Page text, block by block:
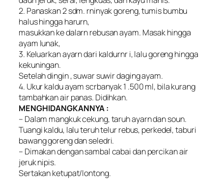
2. Panaskan 2 sdm. rninyak goreng, tumis bumbu
halus hingga harurn,
masukkan ke dalarn rebusan ayam. Masak hingga
ayam lunak,
3. Keluarkan ayarn dari kaldurnr i, lalu goreng hingga
kekuningan.
Setelah dingin , suwar suwir daging ayam.
4. Ukur kaldu ayam scrbanyak 1 .500 ml, bila kurang
tambahkan air panas. Didihkan.
MENGHIDANGKANNYA :
– Dalam mangkuk cekung, taruh ayarn dan soun.
Tuangi kaldu, lalu teruh telur rebus, perkedel, taburi
bawang goreng dan seledri.
– Dimakan dengan sambal cabai dan percikan air
jeruk nipis.
Sertakan ketupat/lontong.